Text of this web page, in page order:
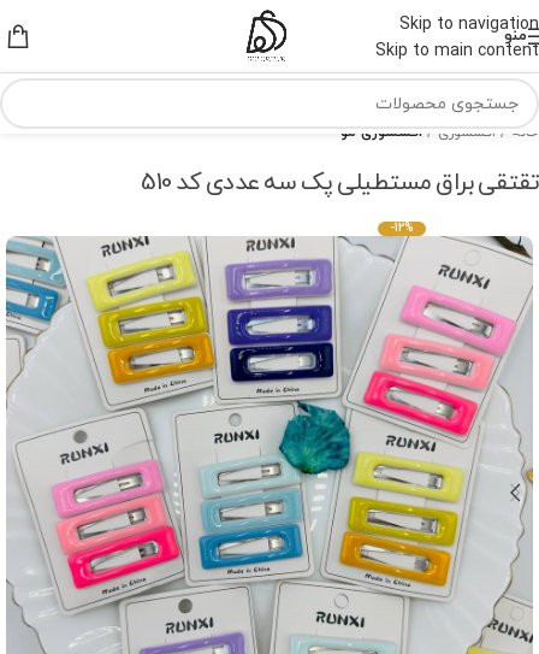
Skip to navigation
Skip to main content
منو
خانه اکسسوری اکسسوری مو
تقتقی براق مستطیلی پک سه عددی کد 510
-12%